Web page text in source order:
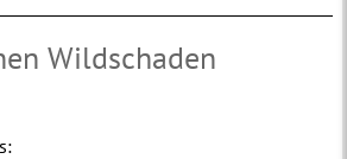
Wildschaden